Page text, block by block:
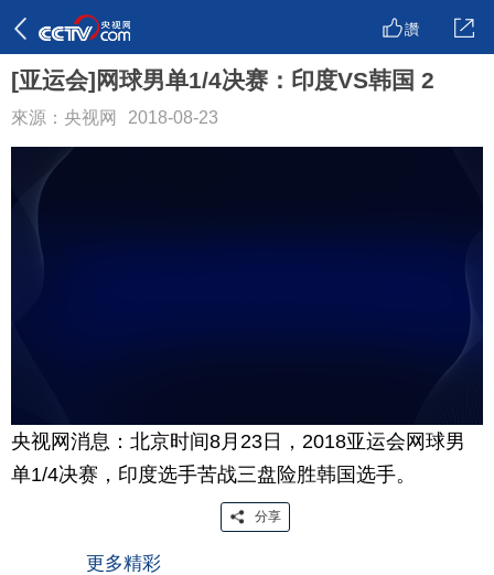
讚
[亚运会]网球男单1/4决赛：印度VS韩国 2
來源：央视网 2018-08-23
央视网消息：北京时间8月23日，2018亚运会网球男
单1/4决赛，印度选手苦战三盘险胜韩国选手。
分享
更多精彩